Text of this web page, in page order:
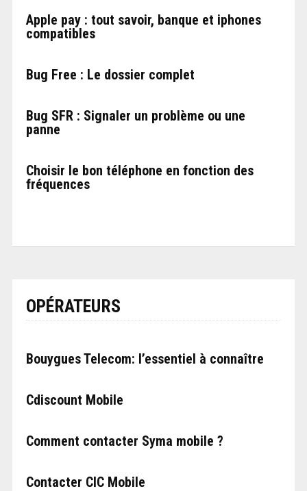
Apple pay : tout savoir, banque et iphones
compatibles
Bug Free : Le dossier complet
Bug SFR : Signaler un problème ou une
panne
Choisir le bon téléphone en fonction des
fréquences
OPÉRATEURS
Bouygues Telecom: l’essentiel à connaître
Cdiscount Mobile
Comment contacter Syma mobile ?
Contacter CIC Mobile